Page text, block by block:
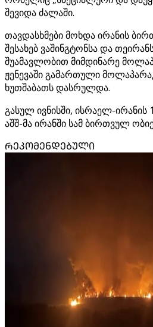
შევიდა ძალაში.
თავდასხმები მოხდა ირანის
შესახებ ვაშინგტონსა და
შუამავლობით მიმდინარე
ჟენევაში გამართული
ხუთშაბათს დასრულდა.
გასულ ივნისში, ისრაელ-
აშშ-მა ირანში სამ ბირთვულ
ᲠᲔᲙᲝᲛᲔᲜᲓᲔᲑᲣᲚᲘ